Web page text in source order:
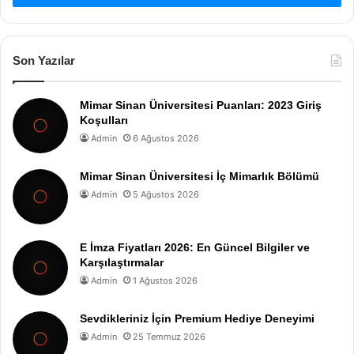
Son Yazılar
Mimar Sinan Üniversitesi Puanları: 2023 Giriş
Koşulları
Admin 6 Ağustos 2026
Mimar Sinan Üniversitesi İç Mimarlık Bölümü
Admin 5 Ağustos 2026
E İmza Fiyatları 2026: En Güncel Bilgiler ve
Karşılaştırmalar
Admin 1 Ağustos 2026
Sevdikleriniz İçin Premium Hediye Deneyimi
Admin 25 Temmuz 2026